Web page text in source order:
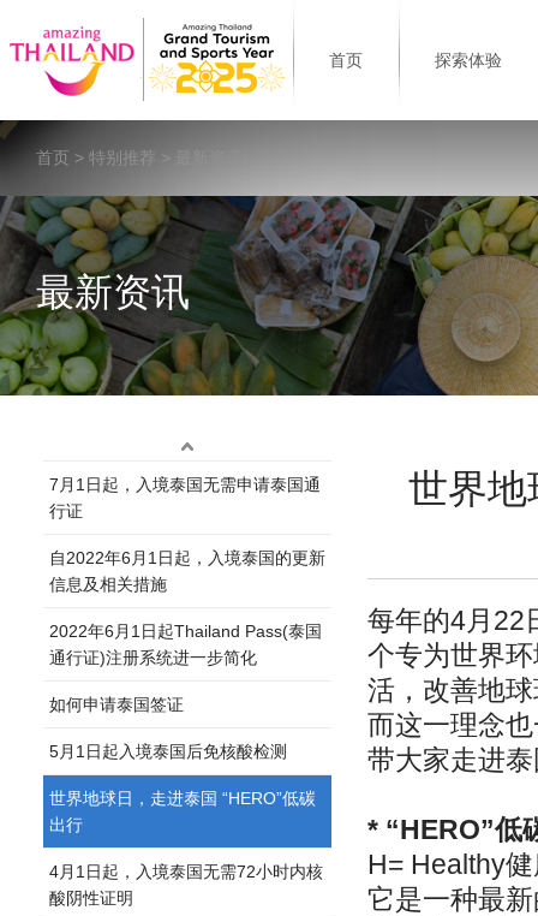
首页 探索体验
首页 > 特别推荐 > 最新资讯
最新资讯
7月1日起，入境泰国无需申请泰国通
行证
自2022年6月1日起，入境泰国的更新
信息及相关措施
2022年6月1日起Thailand Pass(泰国
通行证)注册系统进一步简化
如何申请泰国签证
5月1日起入境泰国后免核酸检测
世界地球日，走进泰国 “HERO”低碳
出行
4月1日起，入境泰国无需72小时内核
酸阴性证明
世界地
每年的4月22
个专为世界
活，改善地
而这一理念
带大家走进
* “HERO”低
H= Healthy
它是一种最